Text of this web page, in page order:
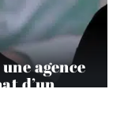
agence
d’un